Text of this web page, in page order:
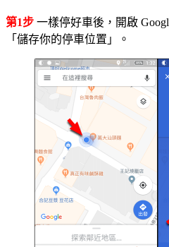
第1步 一樣停好車後，開啟
「儲存你的停車位置」。